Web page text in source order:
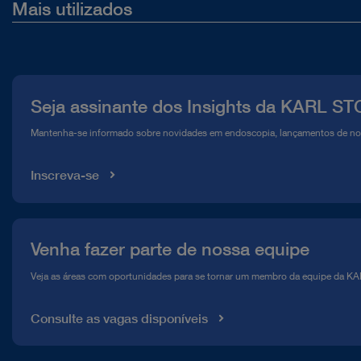
Mais utilizados
Compliance Hotline
Seja assinante dos Insights da KARL
Mantenha-se informado sobre novidades em endoscopia, lançamentos de
Inscreva-se
Venha fazer parte de nossa equipe
Veja as áreas com oportunidades para se tornar um membro da equipe da
Consulte as vagas disponíveis